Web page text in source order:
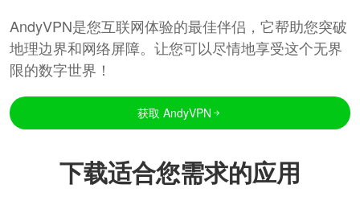
AndyVPN是您互联网体验的最佳伴侣，它帮助您突破
地理边界和网络屏障。让您可以尽情地享受这个无界
限的数字世界！
获取 AndyVPN
下载适合您需求的应用